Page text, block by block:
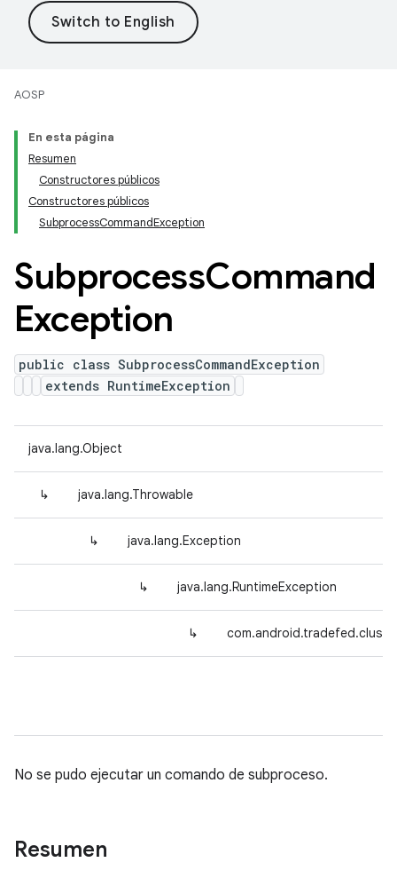
AOSP
En esta página
Resumen
Constructores públicos
Constructores públicos
SubprocessCommandException
SubprocessCommand
Exception
public class SubprocessCommandException
extends RuntimeException
java.lang.Object
↳ java.lang.Throwable
↳ java.lang.Exception
↳ java.lang.RuntimeException
↳
No se pudo ejecutar un comando de subproceso.
Resumen